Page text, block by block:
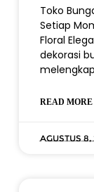
Toko
Setiap
Floral
dekorasi
READ MORE
Agustus 8,